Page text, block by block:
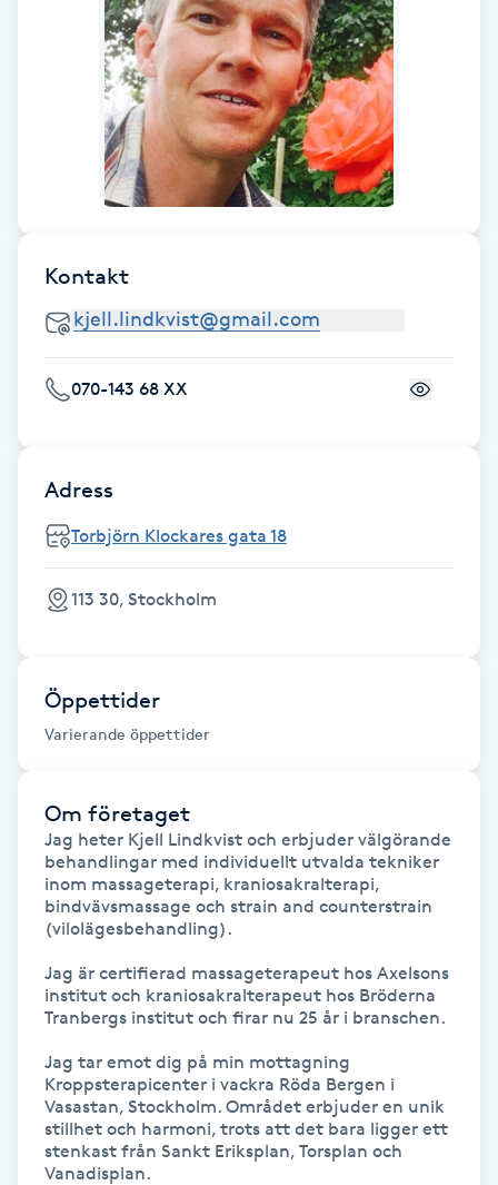
Face framing
Faceliftmassage
Fet hårbotten
Fettreducering
Fibromassage
Fillers
Fotmassage
Fotsvamp
Fotvård
Fransar
Fransborttagning
Fransfärgning
Fransförlängning
Fransförlängning Megavolym
Fransk manikyr
Fransrengöring
Frekvensterapi
Kontakt
070-143 68 XX
Adress
Torbjörn Klockares gata 18
113 30, Stockholm
Öppettider
Varierande öppettider
Om företaget
Jag heter Kjell Lindkvist och erbjuder välgörande
behandlingar med individuellt utvalda tekniker
inom massageterapi, kraniosakralterapi,
bindvävsmassage och strain and counterstrain
(vilolägesbehandling).
Jag är certifierad massageterapeut hos Axelsons
institut och kraniosakralterapeut hos Bröderna
Tranbergs institut och firar nu 25 år i branschen.
Jag tar emot dig på min mottagning
Kroppsterapicenter i vackra Röda Bergen i
Vasastan, Stockholm. Området erbjuder en unik
stillhet och harmoni, trots att det bara ligger ett
stenkast från Sankt Eriksplan, Torsplan och
Vanadisplan.